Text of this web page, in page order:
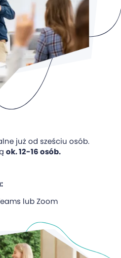
już od sześciu osób.
ok. 12-16 osób.
lub Zoom